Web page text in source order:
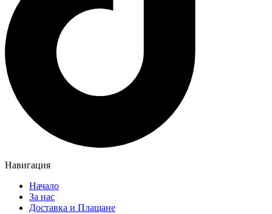
Навигация
Начало
За нас
Доставка и Плащане